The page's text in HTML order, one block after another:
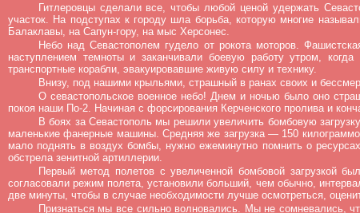
Гитлеровцы сделали все, чтобы любой ценой удержать
участок. На подступах к городу шла борьба, которую многие
Балаклавы, на Сапун-гору, на мыс Херсонес.
Небо над Севастополем гудело от рокота моторов.
наступлением темноты и заканчивали боевую работу утром,
транспортные корабли, эвакуировавшие живую силу и технику.
Внизу, под нашими крыльями, страшный в ранах своих и
О севастопольское военное небо! Днем и ночью было оно
покоя наши По-2. Начиная с форсирования Керченского пролива и
В боях за Севастополь мы решили увеличить бомбовую
маленькие фанерные машины. Средняя же загрузка — 150
мало поднять в воздух бомбы, нужно ежеминутно помнить о
обстрела зенитной артиллерии.
Первый метод полетов с увеличенной бомбовой загрузкой
согласовали режим полета, установили больший, чем обычно,
две минуты, чтобы в случае необходимости лучше осмотреться,
Признаться мы все сильно волновались. Мы не сомневались,